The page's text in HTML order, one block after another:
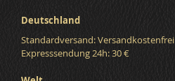
Deutschland
Standardversand: Versandkostenfrei
Expresssendung 24h: 30 €